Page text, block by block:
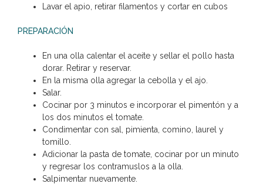
Lavar el apio, retirar filamentos y cortar en cubos
PREPARACIÓN
En una olla calentar el aceite y sellar el pollo hasta
dorar. Retirar y reservar.
En la misma olla agregar la cebolla y el ajo.
Salar.
Cocinar por 3 minutos e incorporar el pimentón y a
los dos minutos el tomate.
Condimentar con sal, pimienta, comino, laurel y
tomillo.
Adicionar la pasta de tomate, cocinar por un minuto
y regresar los contramuslos a la olla.
Salpimentar nuevamente.